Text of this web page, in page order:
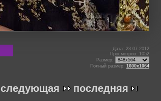
Дата: 23.07.2012
Просмотров: 1052
Размер:
Полный размер: 1600x1064
следующая последняя